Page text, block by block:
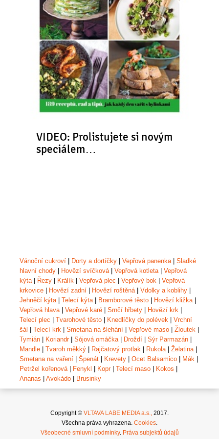
VIDEO: Prolistujete si novým
speciálem…
Vánoční cukroví Dorty a dortíčky Vepřová panenka| Sladké
hlavní chody
Hovězí svíčková| Vepřová kotleta| Vepřová
kýta| Řezy Králík Vepřová plec Vepřový bok
Vepřová
krkovice
Hovězí zadní Hovězí roštěná| Vdolky a koblihy
Jehněčí kýta| Telecí kýta| Bramborové těsto Hovězí kližka|
Vepřová hlava| Vepřové karé Srnčí hřbety Hovězí krk
Telecí plec
Tvarohové těsto Knedlíčky do polévek
Vrchní
šál
Telecí krk Smetana na šlehání Vepřové maso Žloutek
Tymián
Koriandr| Sójová omáčka| Droždí Sýr Parmazán
Mandle
Tvaroh měkký Rajčatový protlak Rukola| Želatina|
Smetana na vaření
Špenát Krevety Ocet Balsamico Mák
Petržel kořenová| Fenykl Kopr| Telecí maso Kokos
Ananas
Avokádo Brusinky
Copyright © VLTAVA LABE MEDIA a.s., 2017.
Všechna práva vyhrazena. Cookies.
Všeobecné smluvní podmínky. Práva subjektů údajů